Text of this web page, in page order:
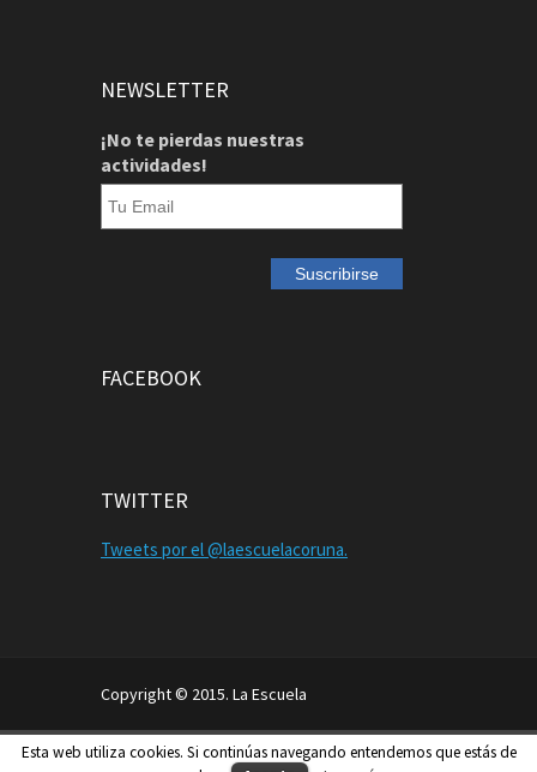
NEWSLETTER
¡No te pierdas nuestras
actividades!
FACEBOOK
TWITTER
Tweets por el @laescuelacoruna.
Copyright © 2015. La Escuela
Aviso Legal
Política de Privacidad
Política de Cookies
Esta web utiliza cookies. Si continúas navegando entendemos que estás de